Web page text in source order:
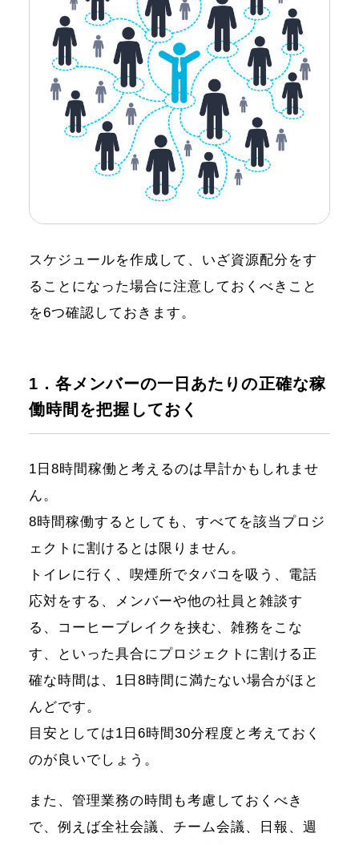
スケジュールを作成して、いざ資源配分をす
ることになった場合に注意しておくべきこと
を6つ確認しておきます。
1．各メンバーの一日あたりの正確な稼
働時間を把握しておく
1日8時間稼働と考えるのは早計かもしれませ
ん。
8時間稼働するとしても、すべてを該当プロジ
ェクトに割けるとは限りません。
トイレに行く、喫煙所でタバコを吸う、電話
応対をする、メンバーや他の社員と雑談す
る、コーヒーブレイクを挟む、雑務をこな
す、といった具合にプロジェクトに割ける正
確な時間は、1日8時間に満たない場合がほと
んどです。
目安としては1日6時間30分程度と考えておく
のが良いでしょう。
また、管理業務の時間も考慮しておくべき
で、例えば全社会議、チーム会議、日報、週